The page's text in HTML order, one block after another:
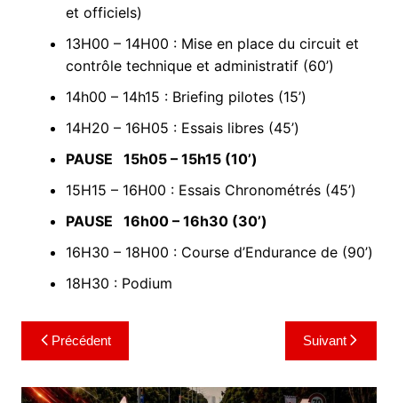
et officiels)
13H00 – 14H00 : Mise en place du circuit et
contrôle technique et administratif (60’)
14h00 – 14h15 : Briefing pilotes (15’)
14H20 – 16H05 : Essais libres (45’)
PAUSE 15h05 – 15h15 (10’)
15H15 – 16H00 : Essais Chronométrés (45’)
PAUSE 16h00 – 16h30 (30’)
16H30 – 18H00 : Course d’Endurance de (90’)
18H30 : Podium
Navigation
de
l’article
Précédent Suivant